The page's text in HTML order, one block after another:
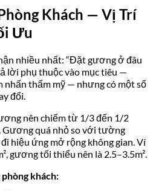
Khách — Vị Trí
Ưu
nhiều nhất: “Đặt gương ở đâu
lời phụ thuộc vào mục tiêu —
nhấn thẩm mỹ — nhưng có một số
đổi.
nên chiếm từ 1/3 đến 1/2
quá nhỏ so với tường
hiệu ứng mở rộng không gian. Ví
gương tối thiểu nên là 2.5–3.5m².
khách: